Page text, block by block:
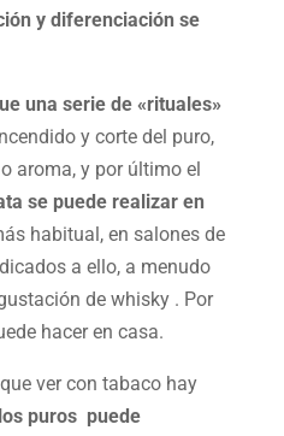
y diferenciación se
una serie de «rituales»
y corte del puro,
aroma, y por último el
se puede realizar en
habitual, en salones de
a ello, a menudo
de whisky . Por
hacer en casa.
ver con tabaco hay
puros puede